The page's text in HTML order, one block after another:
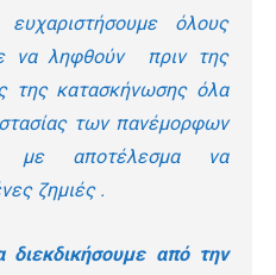
όλους
να ληφθούν πριν της
της κατασκήνωσης όλα
των πανέμορφων
με αποτέλεσμα να
ζημιές .
διεκδικήσουμε από την